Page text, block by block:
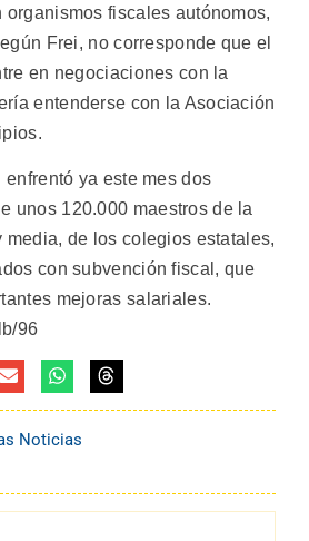
organismos fiscales autónomos,
Frei, no corresponde que el
en negociaciones con la
entenderse con la Asociación
ya este mes dos
unos 120.000 maestros de la
de los colegios estatales,
con subvención fiscal, que
mejoras salariales.
96
Noticias